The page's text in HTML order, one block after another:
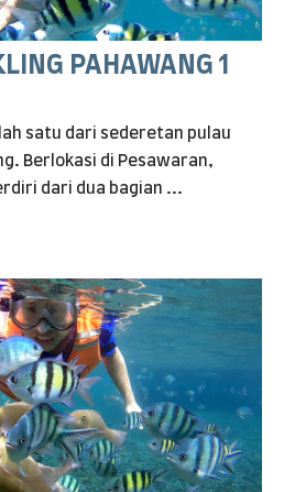
PAHAWANG 1
satu dari sederetan pulau
Berlokasi di Pesawaran,
dari dua bagian ...